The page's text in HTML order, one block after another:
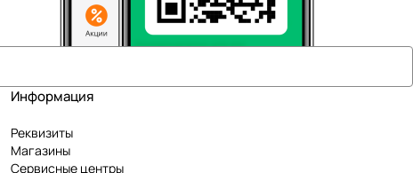
Информация
Реквизиты
Магазины
Сервисные центры